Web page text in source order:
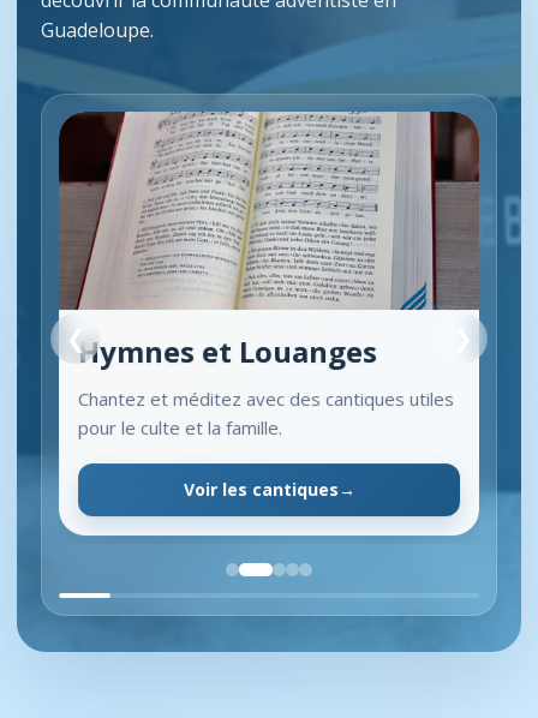
Guadeloupe.
❮Hymnes et Louanges
Chantez et méditez avec des cantiques utiles
pour le culte et la famille.
Voir les cantiques
❯